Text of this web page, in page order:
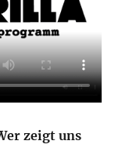
zeigt uns